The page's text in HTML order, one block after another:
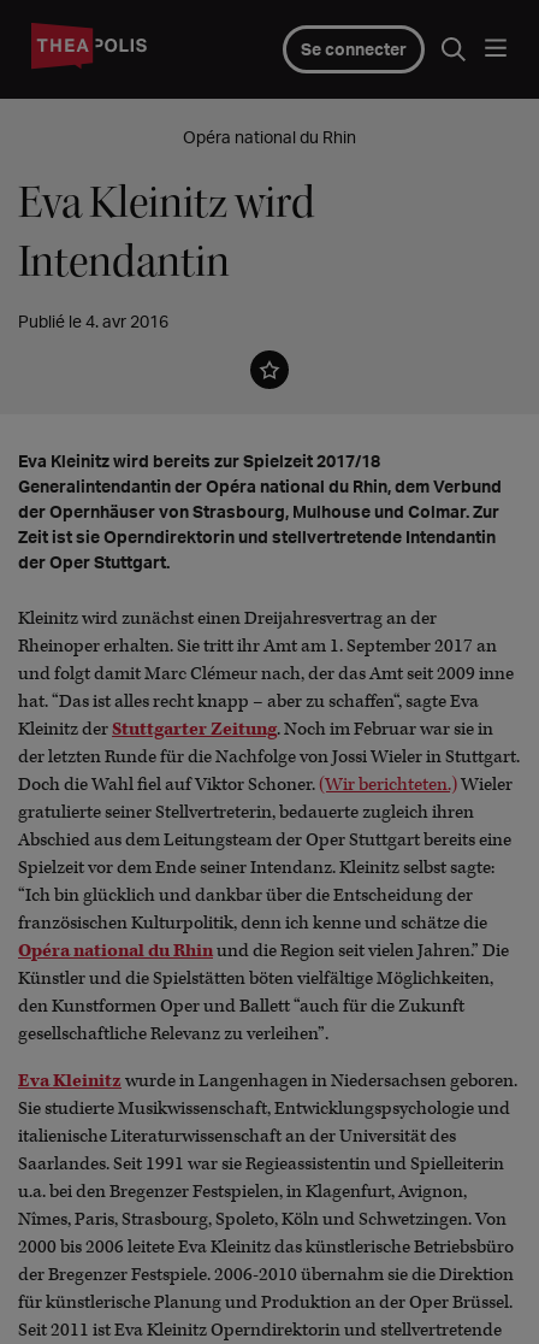
Se connecter
Opéra national du Rhin
Eva Kleinitz wird
Intendantin
Publié le 4. avr 2016
Eva Kleinitz wird bereits zur Spielzeit 2017/18
Generalintendantin der Opéra national du Rhin, dem Verbund
der Opernhäuser von Strasbourg, Mulhouse und Colmar. Zur
Zeit ist sie Operndirektorin und stellvertretende Intendantin
der Oper Stuttgart.
Kleinitz wird zunächst einen Dreijahresvertrag an der
Rheinoper erhalten. Sie tritt ihr Amt am 1. September 2017 an
und folgt damit Marc Clémeur nach, der das Amt seit 2009 inne
hat. “Das ist alles recht knapp – aber zu schaffen“, sagte Eva
Kleinitz derStuttgarter Zeitung. Noch im Februar war sie in
der letzten Runde für die Nachfolge von Jossi Wieler in Stuttgart.
Doch die Wahl fiel auf Viktor Schoner.(Wir berichteten.)Wieler
gratulierte seiner Stellvertreterin, bedauerte zugleich ihren
Abschied aus dem Leitungsteam der Oper Stuttgart bereits eine
Spielzeit vor dem Ende seiner Intendanz. Kleinitz selbst sagte:
“Ich bin glücklich und dankbar über die Entscheidung der
französischen Kulturpolitik, denn ich kenne und schätze die
Opéra national du Rhinund die Region seit vielen Jahren.” Die
Künstler und die Spielstätten böten vielfältige Möglichkeiten,
den Kunstformen Oper und Ballett “auch für die Zukunft
gesellschaftliche Relevanz zu verleihen”.
Eva Kleinitz wurde in Langenhagen in Niedersachsen geboren.
Sie studierte Musikwissenschaft, Entwicklungspsychologie und
italienische Literaturwissenschaft an der Universität des
Saarlandes. Seit 1991 war sie Regieassistentin und Spielleiterin
u.a. bei den Bregenzer Festspielen, in Klagenfurt, Avignon,
Nîmes, Paris, Strasbourg, Spoleto, Köln und Schwetzingen. Von
2000 bis 2006 leitete Eva Kleinitz das künstlerische Betriebsbüro
der Bregenzer Festspiele. 2006-2010 übernahm sie die Direktion
für künstlerische Planung und Produktion an der Oper Brüssel.
Seit 2011 ist Eva Kleinitz Operndirektorin und stellvertretende